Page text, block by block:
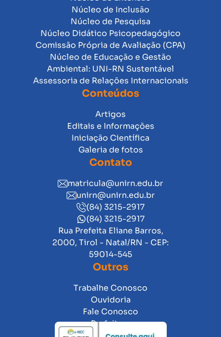
Núcleo de Inclusão
Núcleo de Pesquisa
Núcleo Didático Psicopedagógico
Comissão Própria de Avaliação (CPA)
Núcleo de Educação e Gestão
Ambiental: UNI-RN Sustentável
Assessoria de Relações Internacionais
Conteúdos
Artigos
Editais e Informações
Iniciação Científica
Galeria de fotos
Contato
matricula@unirn.edu.br
unirn@unirn.edu.br
(84) 3215-2917
(84) 3215-2917
Rua Prefeita Eliane Barros,
2000, Tirol - Natal/RN - CEP:
59014-545
Outros
Trabalhe Conosco
Ouvidoria
Fale Conosco
Prefeitura